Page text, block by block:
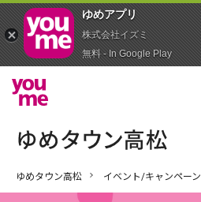
ゆめタウン高松 イベント/キャンペーン
ゆめアプ‪リ‬
株式会社イズミ
無料 - In Google Play